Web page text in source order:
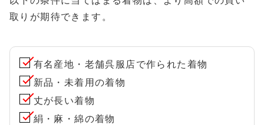
取りが期待できます。
有名産地・老舗呉服店で作られた着物
新品・未着用の着物
丈が長い着物
絹・麻・綿の着物